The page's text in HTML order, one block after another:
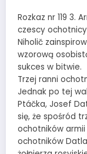
Rozkaz nr 119 3.
czescy
Niholič
wzorową
sukces w bitwie.
Trzej ranni
Jednak po tej
Ptáčka, Josef
się, że spośród
ochotników
ochotników